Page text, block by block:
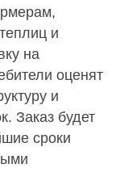
и
на
оценят
и
Заказ будет
сроки